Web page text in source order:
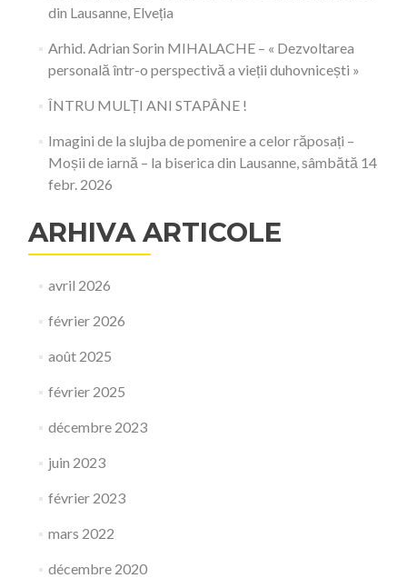
din Lausanne, Elveția
Arhid. Adrian Sorin MIHALACHE – « Dezvoltarea
personală într-o perspectivă a vieții duhovnicești »
ÎNTRU MULȚI ANI STAPÂNE !
Imagini de la slujba de pomenire a celor răposați –
Moșii de iarnă – la biserica din Lausanne, sâmbătă 14
febr. 2026
ARHIVA ARTICOLE
avril 2026
février 2026
août 2025
février 2025
décembre 2023
juin 2023
février 2023
mars 2022
décembre 2020